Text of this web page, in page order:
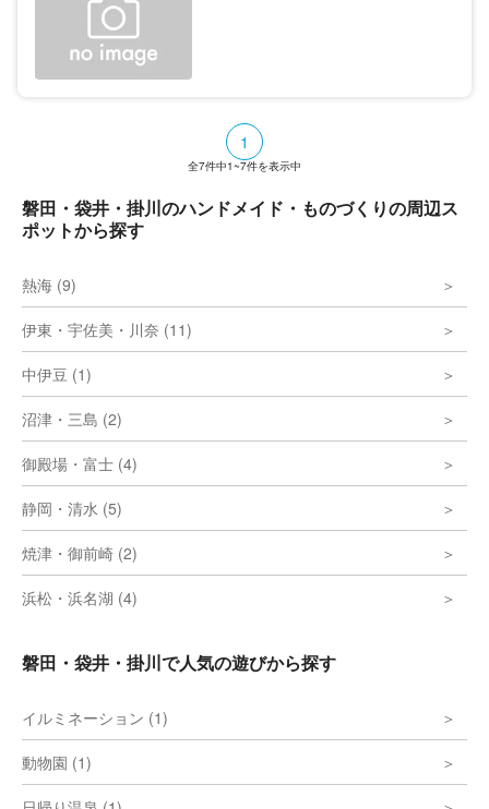
1
全7件中1~7件を表示中
磐田・袋井・掛川のハンドメイド・ものづくりの周辺ス
ポットから探す
熱海 (9)
伊東・宇佐美・川奈 (11)
中伊豆 (1)
沼津・三島 (2)
御殿場・富士 (4)
静岡・清水 (5)
焼津・御前崎 (2)
浜松・浜名湖 (4)
磐田・袋井・掛川で人気の遊びから探す
イルミネーション (1)
動物園 (1)